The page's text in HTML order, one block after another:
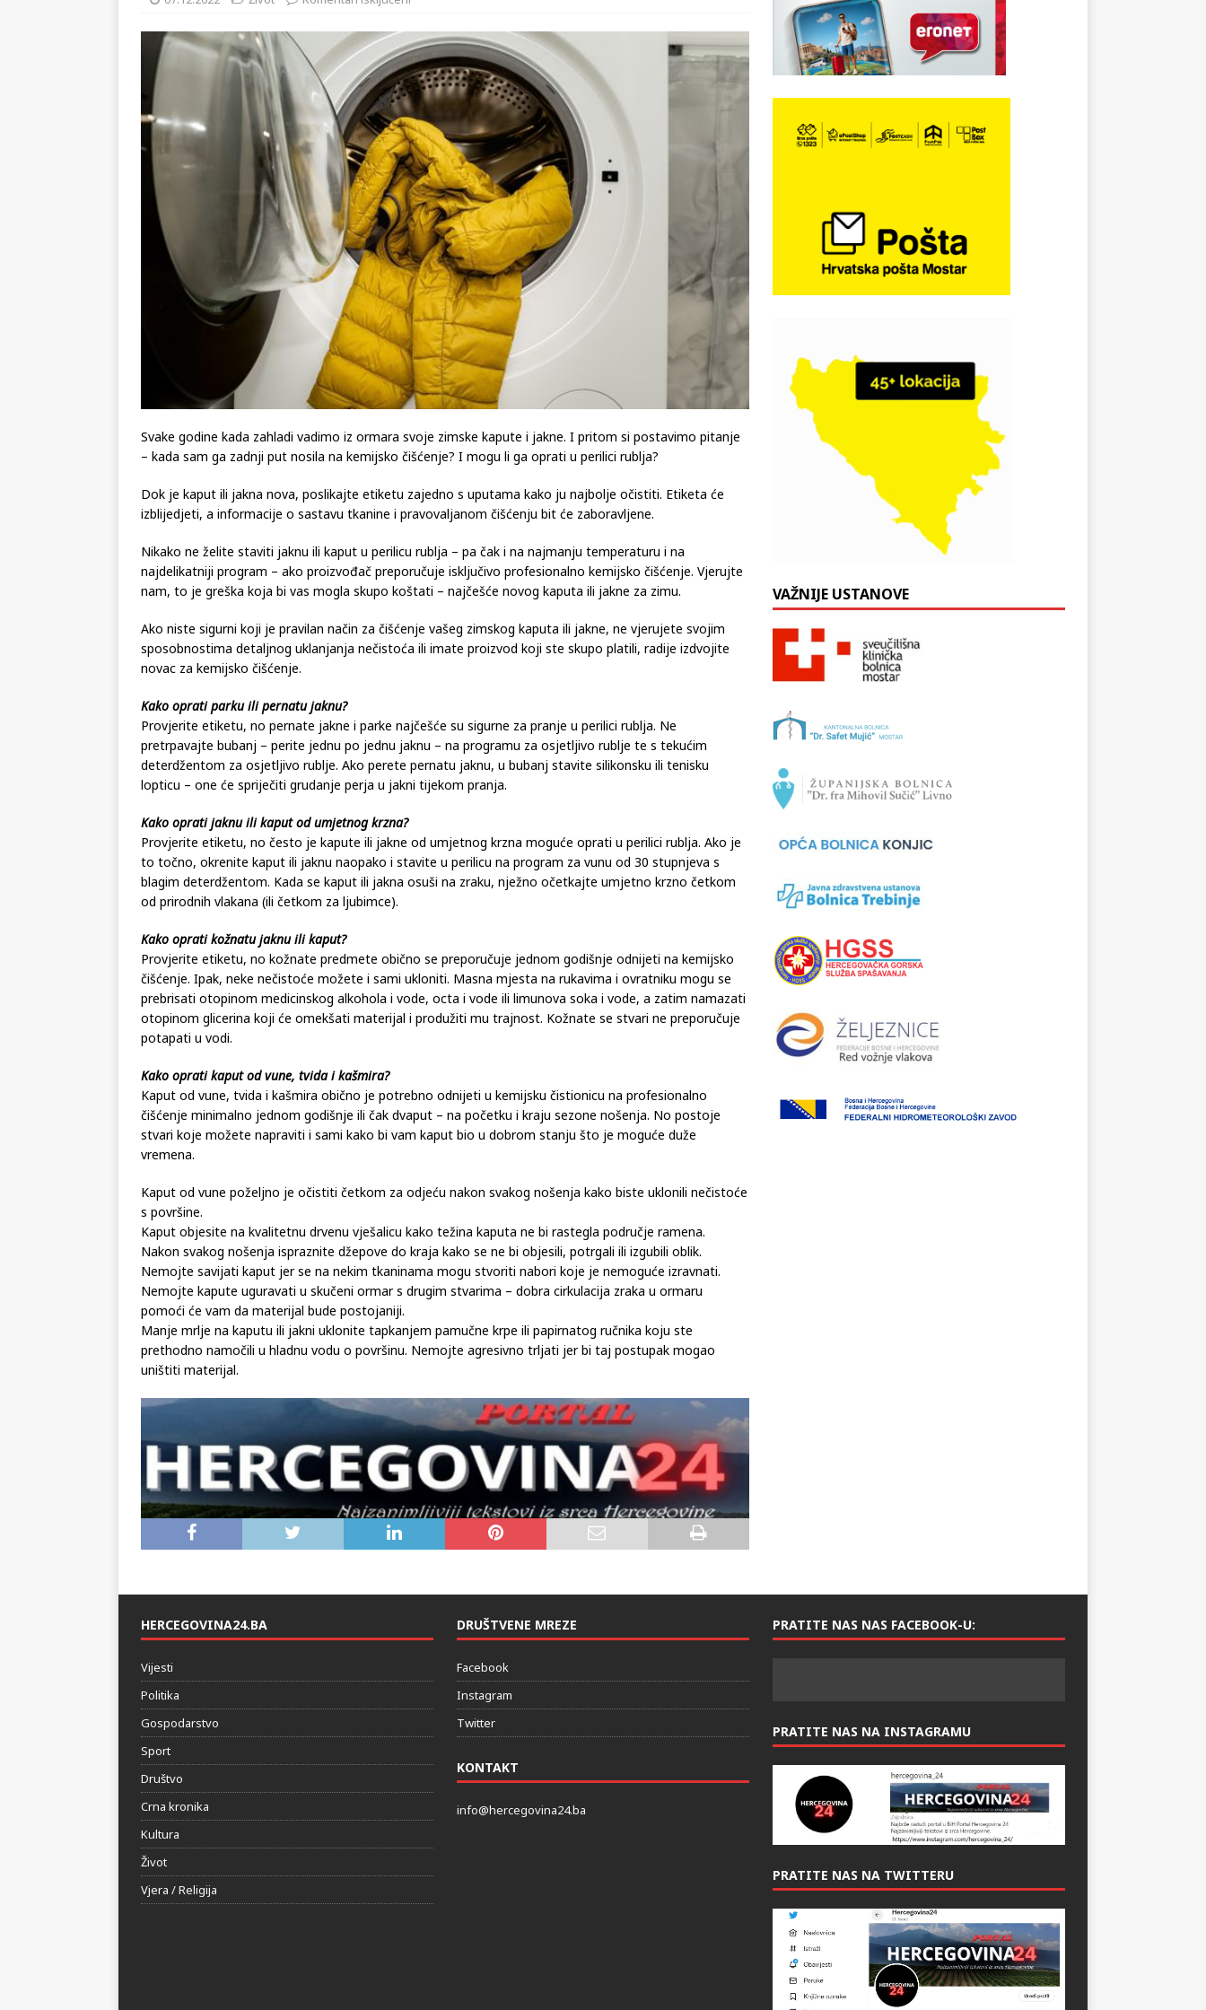
[ 29.07.2026 ]
Na današnji dan, 29. srpnja 2018, preminuo je glazbeni genij Oliver Dragojević
(video)
KULTURA
[ 28.07.2026 ]
Uhićen napadač iz Međugorja; ‘Slobodna Dalmacija‘ u posjedu dramatične
snimke potjere i hvatanja muškarca u polju kod granice!
CRNA KRONIKA
[ 06.08.2026 ]
Vrhunac toplinskog vala. Svježije u petak. Negdje stižu i pljuskovi.
07.12.2022 Život Komentari isključeni
Svake godine kada zahladi vadimo iz ormara svoje zimske kapute i jakne. I pritom si postavimo pitanje
– kada sam ga zadnji put nosila na kemijsko čišćenje? I mogu li ga oprati u perilici rublja?
Dok je kaput ili jakna nova, poslikajte etiketu zajedno s uputama kako ju najbolje očistiti. Etiketa će
izblijedjeti, a informacije o sastavu tkanine i pravovaljanom čišćenju bit će zaboravljene.
Nikako ne želite staviti jaknu ili kaput u perilicu rublja – pa čak i na najmanju temperaturu i na
najdelikatniji program – ako proizvođač preporučuje isključivo profesionalno kemijsko čišćenje. Vjerujte
nam, to je greška koja bi vas mogla skupo koštati – najčešće novog kaputa ili jakne za zimu.
Ako niste sigurni koji je pravilan način za čišćenje vašeg zimskog kaputa ili jakne, ne vjerujete svojim
sposobnostima detaljnog uklanjanja nečistoća ili imate proizvod koji ste skupo platili, radije izdvojite
novac za kemijsko čišćenje.
Kako oprati parku ili pernatu jaknu?
Provjerite etiketu, no pernate jakne i parke najčešće su sigurne za pranje u perilici rublja. Ne
pretrpavajte bubanj – perite jednu po jednu jaknu – na programu za osjetljivo rublje te s tekućim
deterdžentom za osjetljivo rublje. Ako perete pernatu jaknu, u bubanj stavite silikonsku ili tenisku
lopticu – one će spriječiti grudanje perja u jakni tijekom pranja.
Kako oprati jaknu ili kaput od umjetnog krzna?
Provjerite etiketu, no često je kapute ili jakne od umjetnog krzna moguće oprati u perilici rublja. Ako je
to točno, okrenite kaput ili jaknu naopako i stavite u perilicu na program za vunu od 30 stupnjeva s
blagim deterdžentom. Kada se kaput ili jakna osuši na zraku, nježno očetkajte umjetno krzno četkom
od prirodnih vlakana (ili četkom za ljubimce).
Kako oprati kožnatu jaknu ili kaput?
Provjerite etiketu, no kožnate predmete obično se preporučuje jednom godišnje odnijeti na kemijsko
čišćenje. Ipak, neke nečistoće možete i sami ukloniti. Masna mjesta na rukavima i ovratniku mogu se
prebrisati otopinom medicinskog alkohola i vode, octa i vode ili limunova soka i vode, a zatim namazati
otopinom glicerina koji će omekšati materijal i produžiti mu trajnost. Kožnate se stvari ne preporučuje
potapati u vodi.
Kako oprati kaput od vune, tvida i kašmira?
Kaput od vune, tvida i kašmira obično je potrebno odnijeti u kemijsku čistionicu na profesionalno
čišćenje minimalno jednom godišnje ili čak dvaput – na početku i kraju sezone nošenja. No postoje
vremena.
Kaput od vune poželjno je očistiti četkom za odjeću nakon svakog nošenja kako biste uklonili nečistoće
s površine.
Kaput objesite na kvalitetnu drvenu vješalicu kako težina kaputa ne bi rastegla područje ramena.
Nakon svakog nošenja ispraznite džepove do kraja kako se ne bi objesili, potrgali ili izgubili oblik.
Nemojte savijati kaput jer se na nekim tkaninama mogu stvoriti nabori koje je nemoguće izravnati.
Nemojte kapute uguravati u skučeni ormar s drugim stvarima – dobra cirkulacija zraka u ormaru
pomoći će vam da materijal bude postojaniji.
Manje mrlje na kaputu ili jakni uklonite tapkanjem pamučne krpe ili papirnatog ručnika koju ste
prethodno namočili u hladnu vodu o površinu. Nemojte agresivno trljati jer bi taj postupak mogao
uništiti materijal.
VAŽNIJE USTANOVE
Vijesti
Politika
Gospodarstvo
Sport
Društvo
Crna kronika
Kultura
Život
Facebook
Instagram
PRATITE NAS NA INSTAGRAMU
PRATITE NAS NA TWITTERU